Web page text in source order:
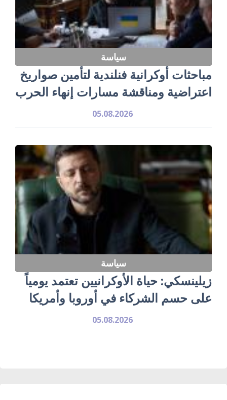
سياسة
مباحثات أوكرانية فنلندية لتأمين صواريخ
اعتراضية ومناقشة مسارات إنهاء الحرب
05.08.2026
سياسة
زيلينسكي: حياة الأوكرانيين تعتمد يومياً
على حسم الشركاء في أوروبا وأمريكا
05.08.2026